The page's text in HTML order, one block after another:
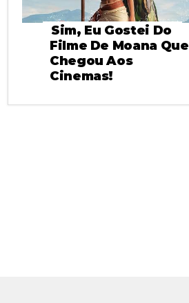
Sim, Eu Gostei Do
Filme De Moana Que
Chegou Aos
Cinemas!